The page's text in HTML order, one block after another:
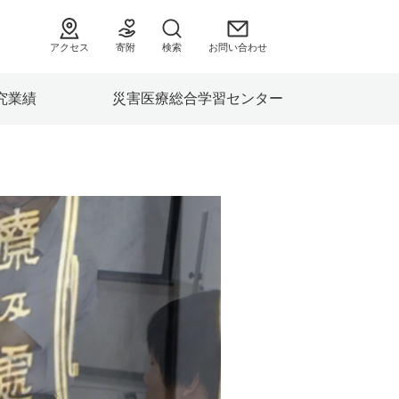
業績 災害医療総合学習センター
アクセス 寄附 お問い合わせ
検索